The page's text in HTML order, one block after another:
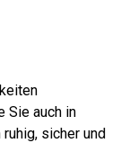
Sie auch in
sicher und